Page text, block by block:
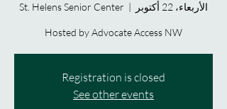
الأربعاء، 22 أكتوبر
  |
St. Helens Senior Center
Hosted by Advocate Access NW
Registration is closed
See other events